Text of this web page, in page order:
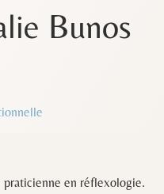
Bunos
en réflexologie.